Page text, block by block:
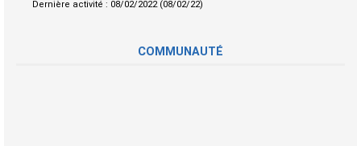
Dernière activité : 08/02/2022 (08/02/22)
COMMUNAUTÉ